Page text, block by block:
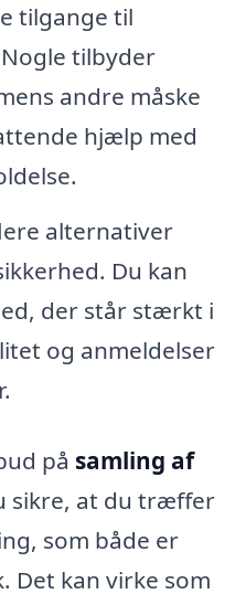
tilgange til
tilbyder
andre måske
hjælp med
alternativer
Du kan
der står stærkt i
og anmeldelser
på samling af
sikre, at du træffer
som både er
Det kan virke som